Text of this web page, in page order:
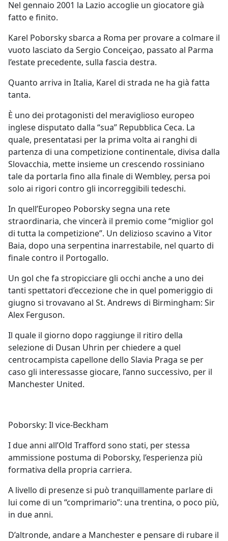
Nel gennaio 2001 la Lazio accoglie un giocatore già
fatto e finito.
Karel Poborsky sbarca a Roma per provare a colmare il
vuoto lasciato da Sergio Conceiçao, passato al Parma
l’estate precedente, sulla fascia destra.
Quanto arriva in Italia, Karel di strada ne ha già fatta
tanta.
È uno dei protagonisti del meraviglioso europeo
inglese disputato dalla “sua” Repubblica Ceca. La
quale, presentatasi per la prima volta ai ranghi di
partenza di una competizione continentale, divisa dalla
Slovacchia, mette insieme un crescendo rossiniano
tale da portarla fino alla finale di Wembley, persa poi
solo ai rigori contro gli incorreggibili tedeschi.
In quell’Europeo Poborsky segna una rete
straordinaria, che vincerà il premio come “miglior gol
di tutta la competizione”. Un delizioso scavino a Vitor
Baia, dopo una serpentina inarrestabile, nel quarto di
finale contro il Portogallo.
Un gol che fa stropicciare gli occhi anche a uno dei
tanti spettatori d’eccezione che in quel pomeriggio di
giugno si trovavano al St. Andrews di Birmingham: Sir
Alex Ferguson.
Il quale il giorno dopo raggiunge il ritiro della
selezione di Dusan Uhrin per chiedere a quel
centrocampista capellone dello Slavia Praga se per
caso gli interessasse giocare, l’anno successivo, per il
Manchester United.
Poborsky: Il vice-Beckham
I due anni all’Old Trafford sono stati, per stessa
ammissione postuma di Poborsky, l’esperienza più
formativa della propria carriera.
A livello di presenze si può tranquillamente parlare di
lui come di un “comprimario”: una trentina, o poco più,
in due anni.
D’altronde, andare a Manchester e pensare di rubare il